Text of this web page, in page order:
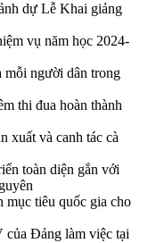
dự Lễ Khai giảng
vụ năm học 2024-
mỗi người dân trong
thi đua hoàn thành
xuất và canh tác cà
toàn diện gắn với
mục tiêu quốc gia cho
Đảng làm việc tại